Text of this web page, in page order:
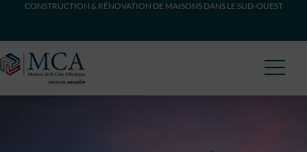
CONSTRUCTION & RÉNOVATION DE MAISONS DANS LE SUD-OUEST